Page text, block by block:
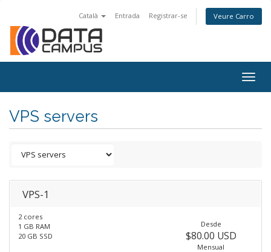
Català Entrada Registrar-se Veure Carro
VPS servers
VPS-1
2 cores
1 GB RAM
20 GB SSD
Desde
$80.00 USD
Mensual